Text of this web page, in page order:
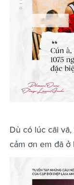
Dù có lúc cãi
cảm ơn em đã ở